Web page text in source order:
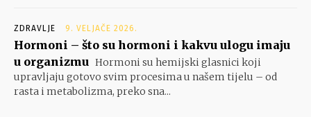
ZDRAVLJE 9. VELJAČE 2026.
Hormoni – što su hormoni i kakvu ulogu imaju
u organizmu Hormoni su hemijski glasnici koji
upravljaju gotovo svim procesima u našem tijelu – od
rasta i metabolizma, preko sna...